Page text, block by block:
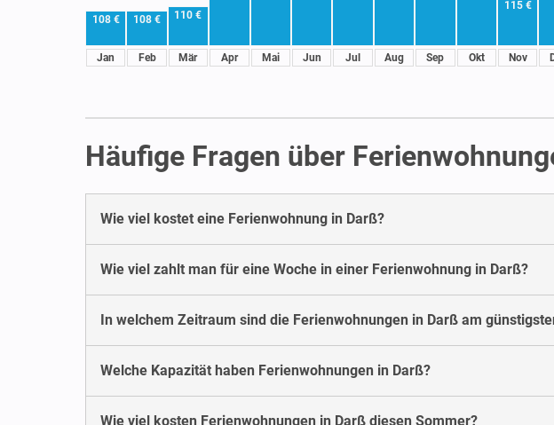
108 €
Jan
108 €
Feb
110 €
Mär Apr Mai Jun Jul Aug Sep Okt
115 €
Nov
Häufige Fragen über
Wie viel kostet eine Ferienwohnung in Darß?
Wie viel zahlt man für eine Woche in einer Ferienwohnung in Darß?
In welchem Zeitraum sind die Ferienwohnungen in Darß am
Welche Kapazität haben Ferienwohnungen in Darß?
Wie viel kosten Ferienwohnungen in Darß diesen Sommer?